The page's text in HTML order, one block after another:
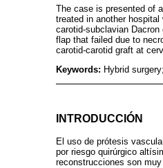
The case is presented of
treated in another
carotid-subclavian
flap that failed due to
carotid-carotid graft at
Keywords: Hybrid
INTRODUCCIÓN
El uso de prótesis
por riesgo quirúrgico
reconstrucciones son